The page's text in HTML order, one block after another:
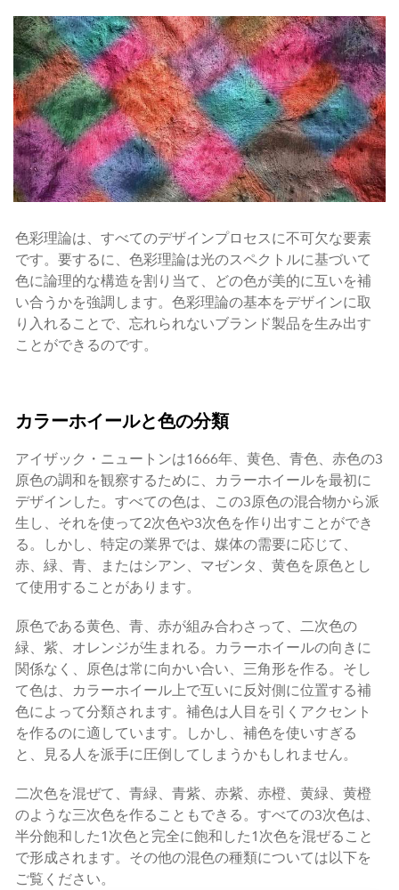
色彩理論は、すべてのデザインプロセスに不可欠な要素
です。要するに、色彩理論は光のスペクトルに基づいて
色に論理的な構造を割り当て、どの色が美的に互いを補
い合うかを強調します。色彩理論の基本をデザインに取
り入れることで、忘れられないブランド製品を生み出す
ことができるのです。
カラーホイールと色の分類
アイザック・ニュートンは1666年、黄色、青色、赤色の3
原色の調和を観察するために、カラーホイールを最初に
デザインした。すべての色は、この3原色の混合物から派
生し、それを使って2次色や3次色を作り出すことができ
る。しかし、特定の業界では、媒体の需要に応じて、
赤、緑、青、またはシアン、マゼンタ、黄色を原色とし
て使用することがあります。
原色である黄色、青、赤が組み合わさって、二次色の
緑、紫、オレンジが生まれる。カラーホイールの向きに
関係なく、原色は常に向かい合い、三角形を作る。そし
て色は、カラーホイール上で互いに反対側に位置する補
色によって分類されます。補色は人目を引くアクセント
を作るのに適しています。しかし、補色を使いすぎる
と、見る人を派手に圧倒してしまうかもしれません。
二次色を混ぜて、青緑、青紫、赤紫、赤橙、黄緑、黄橙
のような三次色を作ることもできる。すべての3次色は、
半分飽和した1次色と完全に飽和した1次色を混ぜること
で形成されます。その他の混色の種類については以下を
ご覧ください。